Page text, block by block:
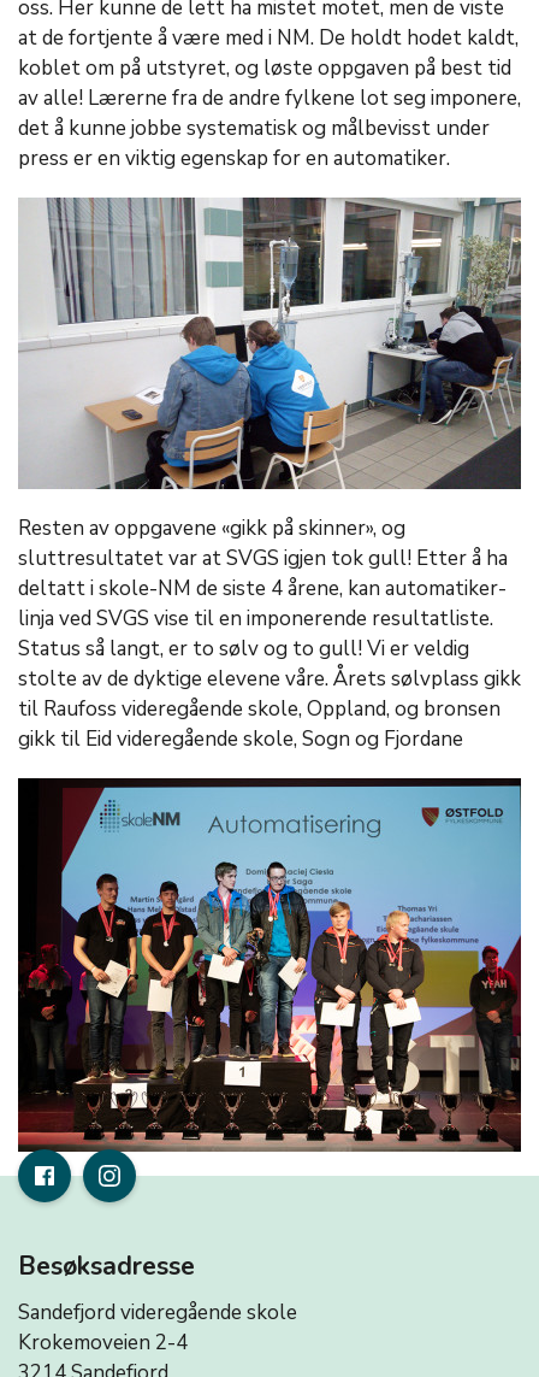
oss. Her kunne de lett ha mistet motet, men de viste
at de fortjente å være med i NM. De holdt hodet kaldt,
koblet om på utstyret, og løste oppgaven på best tid
av alle! Lærerne fra de andre fylkene lot seg imponere,
det å kunne jobbe systematisk og målbevisst under
press er en viktig egenskap for en automatiker.
Resten av oppgavene «gikk på skinner», og
sluttresultatet var at SVGS igjen tok gull! Etter å ha
deltatt i skole-NM de siste 4 årene, kan automatiker-
linja ved SVGS vise til en imponerende resultatliste.
Status så langt, er to sølv og to gull! Vi er veldig
stolte av de dyktige elevene våre. Årets sølvplass gikk
til Raufoss videregående skole, Oppland, og bronsen
gikk til Eid videregående skole, Sogn og Fjordane
Besøksadresse
Sandefjord videregående skole
Krokemoveien 2-4